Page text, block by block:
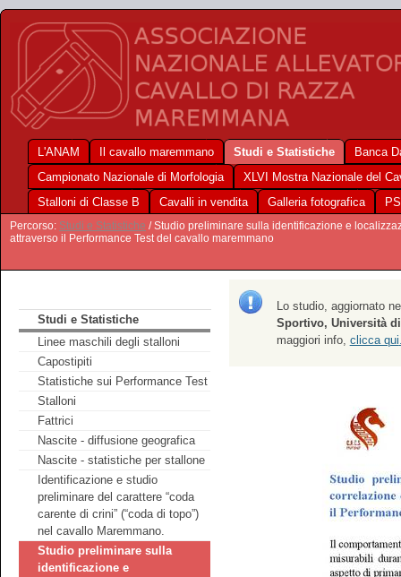
L'ANAM Il cavallo maremmano Studi e Statistiche
Banca
Campionato Nazionale di Morfologia
XLVI Mostra Nazionale del
Stalloni di Classe B
Cavalli in vendita Galleria fotografica
Percorso: Studi e Statistiche / Studio preliminare sulla identificazione e
attraverso il Performance Test del cavallo maremmano
Studi e Statistiche
Linee maschili degli stalloni
Capostipiti
Statistiche sui Performance Test
Stalloni
Fattrici
Nascite - diffusione geografica
Nascite - statistiche per stallone
Identificazione e studio
preliminare del carattere “coda
carente di crini” (“coda di topo”)
nel cavallo Maremmano.
Studio preliminare sulla
identificazione e
Lo studio, aggiornato
Sportivo, Università
maggiori info, clicca qui